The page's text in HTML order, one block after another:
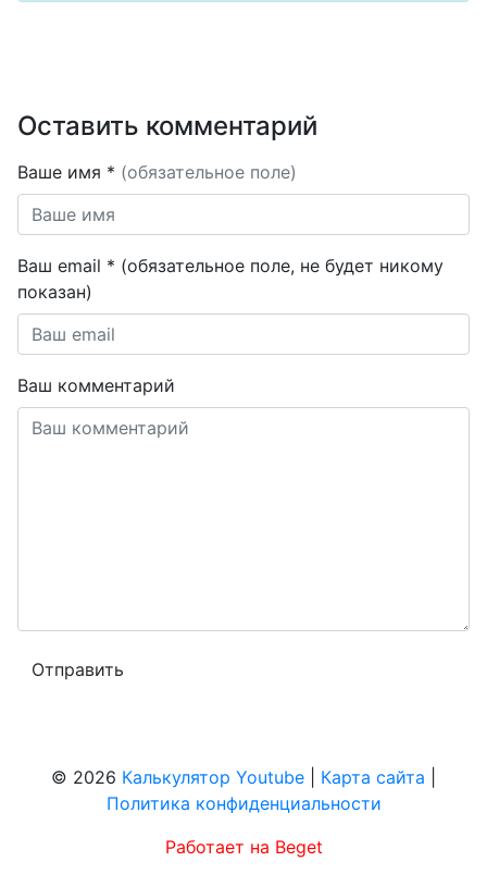
Оставить комментарий
Ваше имя * (обязательное поле)
Ваш email * (обязательное поле, не будет никому
показан)
Ваш комментарий
© 2026 Калькулятор Youtube Карта сайта
Политика конфиденциальности
Работает на Beget